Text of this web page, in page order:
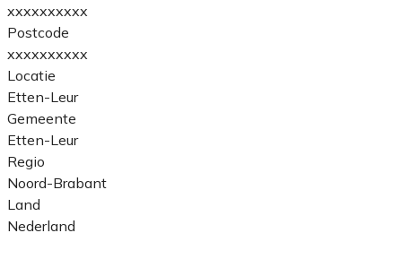
xxxxxxxxxx
Postcode
xxxxxxxxxx
Locatie
Etten-Leur
Gemeente
Etten-Leur
Regio
Noord-Brabant
Land
Nederland